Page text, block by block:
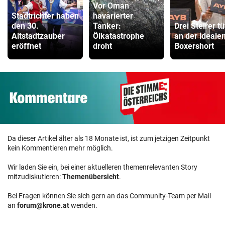
Stadtrichter haben
den 30.
Altstadtzauber
eröffnet
Vor Oman
havarierter
Tanker:
Ölkatastrophe
droht
Drei Steirer
an der
Boxershort
Da dieser Artikel älter als 18 Monate ist, ist zum jetzigen Zeitpunkt
kein Kommentieren mehr möglich.
Wir laden Sie ein, bei einer aktuelleren themenrelevanten Story
mitzudiskutieren:Themenübersicht.
Bei Fragen können Sie sich gern an das Community-Team per Mail
an forum@krone.atwenden.